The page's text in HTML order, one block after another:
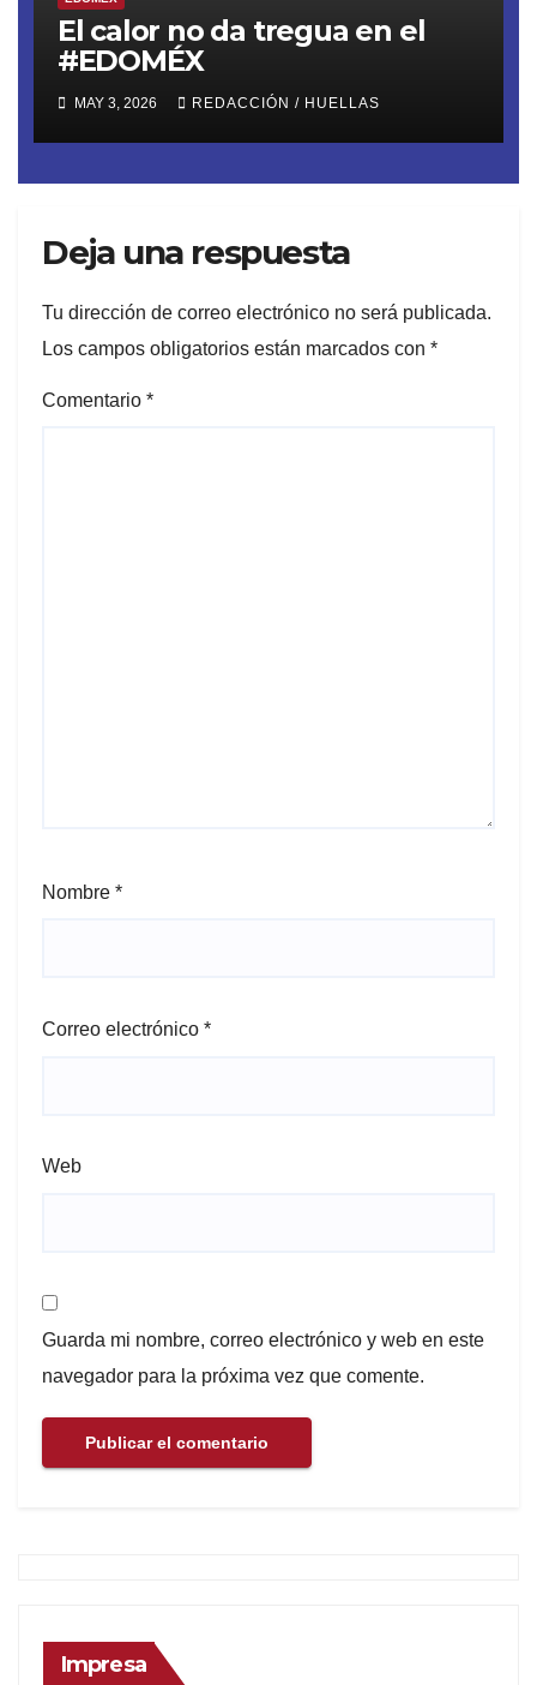
El calor no da tregua en el
#EDOMÉX
MAY 3, 2026 REDACCIÓN / HUELLAS
Deja una respuesta
Tu dirección de correo electrónico no será publicada.
Los campos obligatorios están marcados con *
Comentario *
Nombre *
Correo electrónico *
Web
Guarda mi nombre, correo electrónico y web en este
navegador para la próxima vez que comente.
Impresa